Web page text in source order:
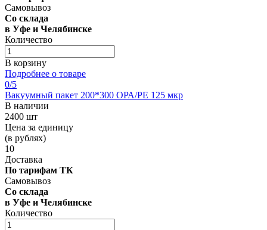
Самовывоз
Со склада
в Уфе и Челябинске
Количество
В корзину
Подробнее о товаре
0/5
Вакуумный пакет 200*300 OРА/РЕ 125 мкр
В наличии
2400 шт
Цена за единицу
(в рублях)
10
Доставка
По тарифам ТК
Самовывоз
Со склада
в Уфе и Челябинске
Количество